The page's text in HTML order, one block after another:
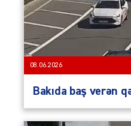
08.06.2026
Bakıda baş verən